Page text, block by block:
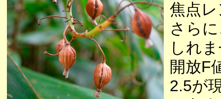
焦点
さら
しれ
開放F
2.5が